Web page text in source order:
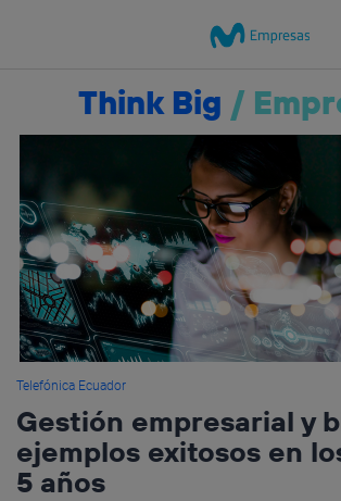
Think Big /
Telefónica Ecuador
Gestión empresarial y
ejemplos exitosos en
5 años